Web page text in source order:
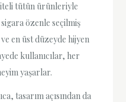
tütün ürünleriyle
özenle seçilmiş
en üst düzeyde hijyen
kullanıcılar, her
yaşarlar.
tasarım açısından da